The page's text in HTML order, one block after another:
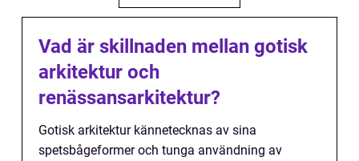
Vad är skillnaden mellan gotisk
arkitektur och
renässansarkitektur?
Gotisk arkitektur kännetecknas av sina
spetsbågeformer och tunga användning av